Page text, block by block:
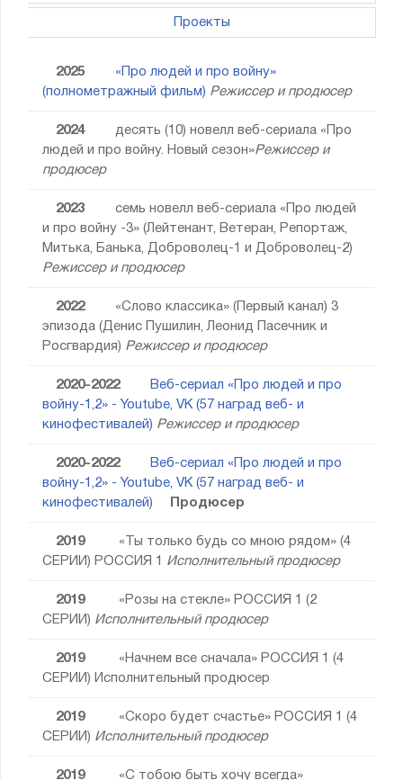
Проекты
2025
«Про людей и про войну»
(полнометражный фильм) Режиссер и продюсер
2024
десять (10) новелл веб-сериала «Про
людей и про войну. Новый сезон»Режиссер и
продюсер
2023
семь новелл веб-сериала «Про людей
и про войну -3» (Лейтенант, Ветеран, Репортаж,
Митька, Банька, Доброволец-1 и Доброволец-2)
Режиссер и продюсер
2022
«Слово классика» (Первый канал) 3
эпизода (Денис Пушилин, Леонид Пасечник и
Росгвардия) Режиссер и продюсер
2020-2022
Веб-сериал «Про людей и про
войну-1,2» - Youtube, VK (57 наград веб- и
кинофестивалей) Режиссер и продюсер
2020-2022
Веб-сериал «Про людей и про
войну-1,2» - Youtube, VK (57 наград веб- и
кинофестивалей)
Продюсер
2019
«Ты только будь со мною рядом» (4
СЕРИИ) РОССИЯ 1 Исполнительный продюсер
2019
«Розы на стекле» РОССИЯ 1 (2
СЕРИИ) Исполнительный продюсер
2019
«Начнем все сначала» РОССИЯ 1 (4
СЕРИИ) Исполнительный продюсер
2019
«Скоро будет счастье» РОССИЯ 1 (4
СЕРИИ) Исполнительный продюсер
2019 «С тобою быть хочу всегда»